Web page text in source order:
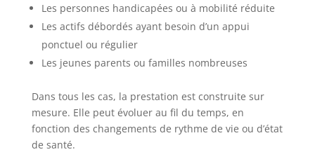
Les personnes handicapées ou à mobilité réduite
Les actifs débordés ayant besoin d’un appui
ponctuel ou régulier
Les jeunes parents ou familles nombreuses
Dans tous les cas, la prestation est construite sur
mesure. Elle peut évoluer au fil du temps, en
fonction des changements de rythme de vie ou d’état
de santé.